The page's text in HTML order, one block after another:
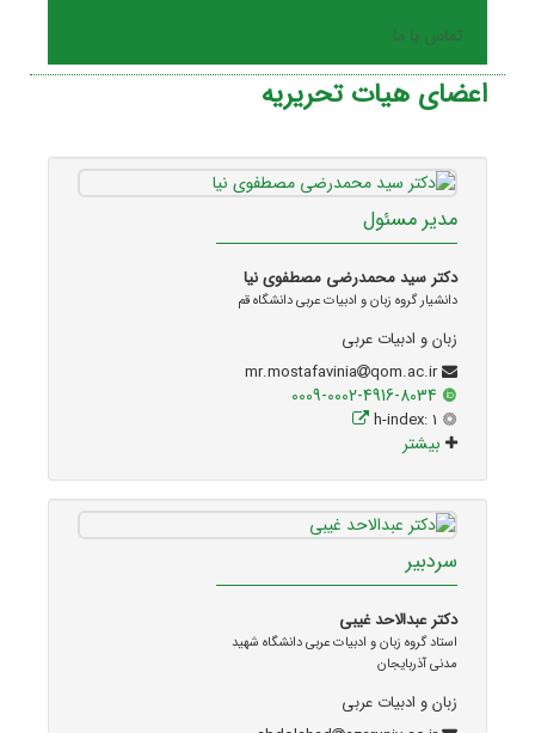
تماس با ما
اعضای هیات تحریریه
مدیر مسئول
دکتر سید محمدرضی مصطفوی نیا
دانشیار گروه زبان و ادبیات عربی دانشگاه قم
زبان و ادبیات عربی
mr.mostafavinia
qom.ac.ir
0009-0002-4916-8034
بیشتر
سردبیر
دکتر عبدالاحد غیبی
استاد گروه زبان و ادبیات عربی دانشگاه شهید
مدنی آذربایجان
زبان و ادبیات عربی